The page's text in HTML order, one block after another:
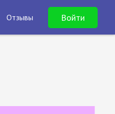
Отзывы Войти